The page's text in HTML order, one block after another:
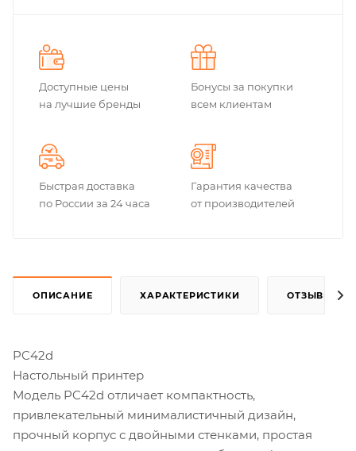
Доступные цены
на лучшие бренды
Бонусы за покупки
всем клиентам
Быстрая доставка
по России за 24 часа
Гарантия качества
от производителей
ОПИСАНИЕ ХАРАКТЕРИСТИКИ ОТЗЫВЫ
PC42d
Настольный принтер
Модель PC42d отличает компактность,
привлекательный минималистичный дизайн,
прочный корпус с двойными стенками, простая